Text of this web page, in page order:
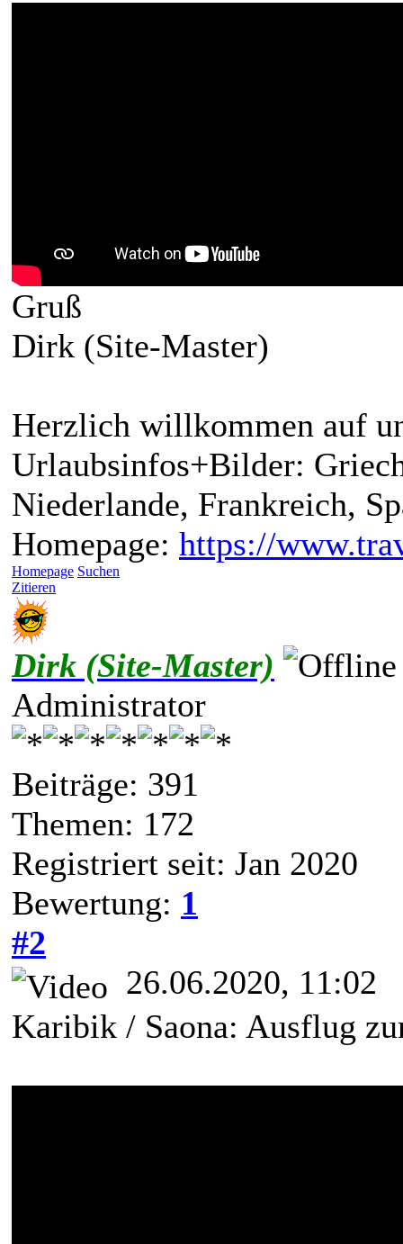
Gruß
Dirk (Site-Master)
Herzlich willkommen auf
Urlaubsinfos+Bilder:
Niederlande, Frankreich,
Homepage: https://
Homepage Suchen
Zitieren
Dirk (Site-Master)
Administrator
Beiträge: 391
Themen: 172
Registriert seit: Jan 2020
Bewertung: 1
#2
26.06.2020, 11:02
Karibik / Saona: Ausflug